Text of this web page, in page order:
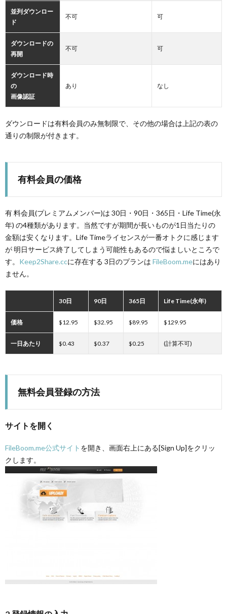
並列ダウンロー
ド
不可 可
ダウンロードの
再開
不可 可
ダウンロード時
の
画像認証
あり なし
ダウンロードは有料会員のみ無制限で、その他の場合は上記の表の
通りの制限が付きます。
有料会員の価格
有 料会員(プレミアムメンバー)は 30日・90日・365日・Life Time(永
年) の4種類があります。当然ですが期間が長いものが1日当たりの
金額は安くなります。Life Timeライセンスが一番オトクに感じます
が 明日サービス終了してしまう可能性もあるので悩ましいところで
す。 Keep2Share.ccに存在する 3日のプランは FileBoom.meにはあり
ません。
30日 90日 365日 Life Time(永年)
価格 $12.95 $32.95 $89.95 $129.95
一日あたり $0.43 $0.37 $0.25 (計算不可)
無料会員登録の方法
サイトを開く
FileBoom.me公式サイト を開き、画面右上にある[Sign Up]をクリッ
クします。